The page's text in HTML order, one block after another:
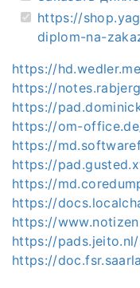
https://
diplom-na-
https://
https://
https://
https://om-
https://
https://
https://
https://
https://
https://
https://